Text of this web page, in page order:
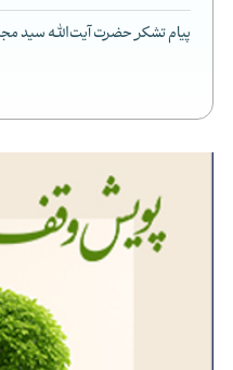
پیام تشکر حضرت آیت‌الله سید